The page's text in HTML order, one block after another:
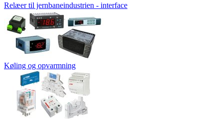
Relæer til jernbaneindustrien - interface
Køling og opvarmning